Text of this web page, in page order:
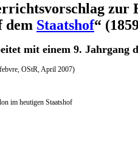
zur
dem Staatshof“
mit einem 9. Jahrgang
OStR, April 2007)
im heutigen Staatshof